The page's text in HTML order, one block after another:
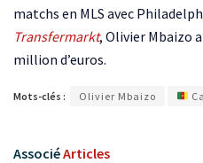
matchs en MLS avec
Transfermarkt, Olivier Mbaizo
million d’euros.
Mots-clés : Olivier Mbaizo
AssociéArticles